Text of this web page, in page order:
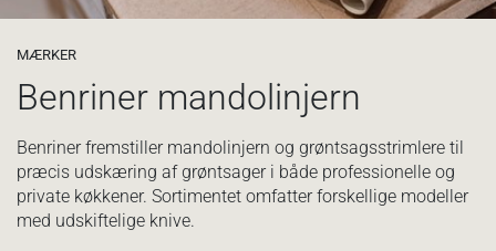
MÆRKER
Benriner mandolinjern
Benriner fremstiller mandolinjern og grøntsagsstrimlere til
præcis udskæring af grøntsager i både professionelle og
private køkkener. Sortimentet omfatter forskellige modeller
med udskiftelige knive.